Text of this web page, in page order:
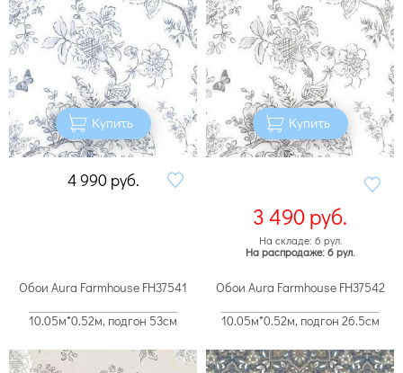
Купить
4 990 руб.
Купить
3 490руб.
На складе: 6 рул.
На распродаже: 6 рул.
Обои Aura Farmhouse FH37541
10.05м*0.52м, подгон 53см
Обои Aura Farmhouse FH37542
10.05м*0.52м, подгон 26.5см